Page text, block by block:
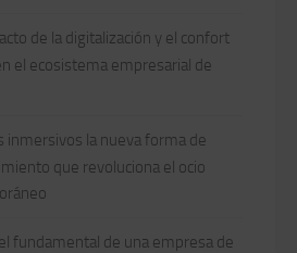
de la digitalización y el confort
el ecosistema empresarial de
inmersivos la nueva forma de
que revoluciona el ocio
fundamental de una empresa de